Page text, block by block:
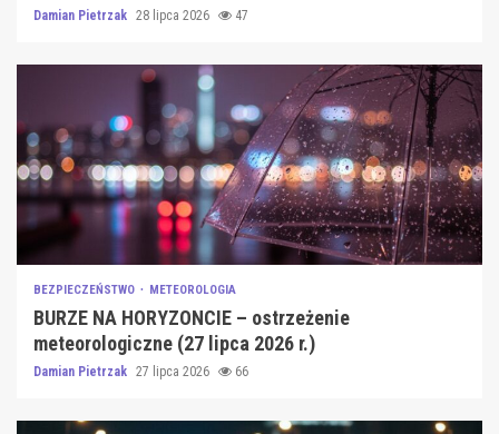
Damian Pietrzak 28 lipca 2026 47
BEZPIECZEŃSTWO METEOROLOGIA
BURZE NA HORYZONCIE – ostrzeżenie
meteorologiczne (27 lipca 2026 r.)
Damian Pietrzak 27 lipca 2026 66